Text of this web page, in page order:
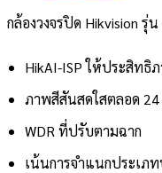
กล้องวงจรปิด Hikvision รุ่
HikAI-ISP ให้ประสิทธิ
ภาพสีสันสดใสตลอด 24
WDR ที่ปรับตามฉาก
เน้นการจำแนกประเภ